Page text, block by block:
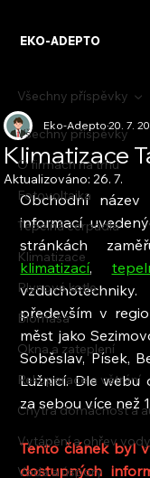
EKO-ADEPTO
Všechny příspěvky
O firmách na trhu
Fotovoltaika
Tepelná čerpadla
Klimatizace
Plynové kotle
Biomasa
Okna a zateplení
Rekuperace a větrání
Chytrá domácnost a
Vytápění a ohřev vody
Voda a úspory
Všechny příspěvky
Klimatizace
Eko-Adepto20. 7.
Aktualizováno:26. 7.
Obchodní název
informací
klimatizací,
především v
měst jako
Soběslav, Písek,
Lužnicí. Dle
za sebou více než
Tento článek byl
dostupných